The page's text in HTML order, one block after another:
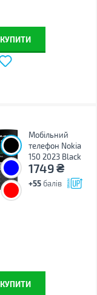
КУПИТИ
Мобільний
телефон Nokia
150 2023 Black
1749₴
+55 балів
КУПИТИ